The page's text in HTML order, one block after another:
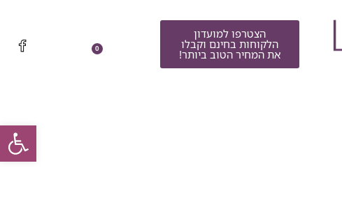
הצטרפו למועדון
הלקוחות בחינם וקבלו
את המחיר הטוב ביותר! 0
פתח